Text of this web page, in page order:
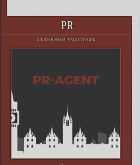
PR
АКТИВНЫЙ УЧАСТНИК